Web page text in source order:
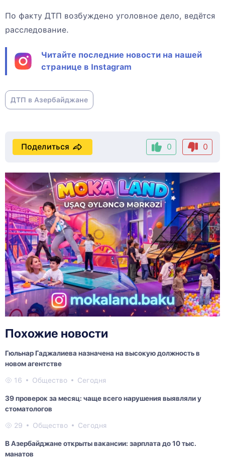
По факту ДТП возбуждено уголовное дело, ведётся
расследование.
Читайте последние новости на нашей
странице в Instagram
ДТП в Азербайджане
0 0
Поделиться
Похожие новости
Гюльнар Гаджалиева назначена на высокую должность в
новом агентстве
16 Общество Сегодня
39 проверок за месяц: чаще всего нарушения выявляли у
стоматологов
29 Общество Сегодня
В Азербайджане открыты вакансии: зарплата до 10 тыс.
манатов